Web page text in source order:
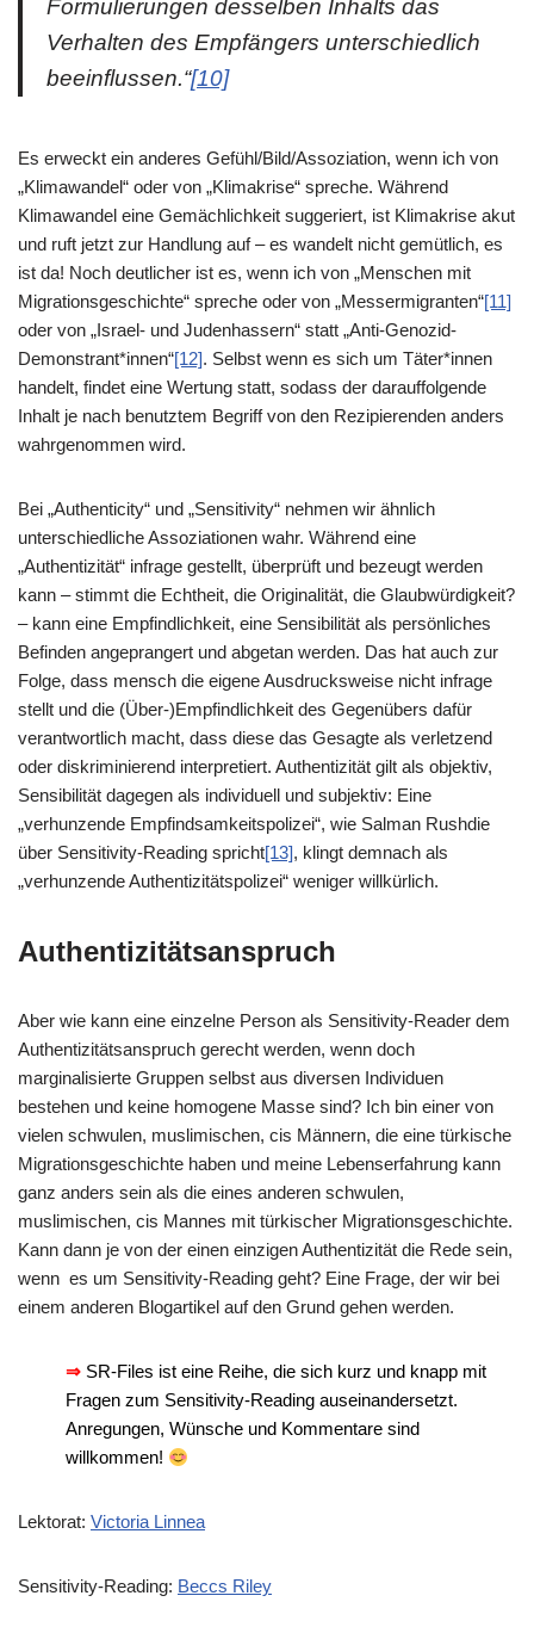
Formulierungen desselben Inhalts das
Verhalten des Empfängers unterschiedlich
beeinflussen.“[10]
Es erweckt ein anderes Gefühl/Bild/Assoziation, wenn ich von
„Klimawandel“ oder von „Klimakrise“ spreche. Während
Klimawandel eine Gemächlichkeit suggeriert, ist Klimakrise akut
und ruft jetzt zur Handlung auf – es wandelt nicht gemütlich, es
ist da! Noch deutlicher ist es, wenn ich von „Menschen mit
Migrationsgeschichte“ spreche oder von „Messermigranten“[11]
oder von „Israel- und Judenhassern“ statt „Anti-Genozid-
Demonstrant*innen“[12]. Selbst wenn es sich um Täter*innen
handelt, findet eine Wertung statt, sodass der darauffolgende
Inhalt je nach benutztem Begriff von den Rezipierenden anders
wahrgenommen wird.
Bei „Authenticity“ und „Sensitivity“ nehmen wir ähnlich
unterschiedliche Assoziationen wahr. Während eine
„Authentizität“ infrage gestellt, überprüft und bezeugt werden
kann – stimmt die Echtheit, die Originalität, die Glaubwürdigkeit?
– kann eine Empfindlichkeit, eine Sensibilität als persönliches
Befinden angeprangert und abgetan werden. Das hat auch zur
Folge, dass mensch die eigene Ausdrucksweise nicht infrage
stellt und die (Über-)Empfindlichkeit des Gegenübers dafür
verantwortlich macht, dass diese das Gesagte als verletzend
oder diskriminierend interpretiert. Authentizität gilt als objektiv,
Sensibilität dagegen als individuell und subjektiv: Eine
„verhunzende Empfindsamkeitspolizei“, wie Salman Rushdie
über Sensitivity-Reading spricht[13], klingt demnach als
„verhunzende Authentizitätspolizei“ weniger willkürlich.
Authentizitätsanspruch
Aber wie kann eine einzelne Person als Sensitivity-Reader dem
Authentizitätsanspruch gerecht werden, wenn doch
marginalisierte Gruppen selbst aus diversen Individuen
bestehen und keine homogene Masse sind? Ich bin einer von
vielen schwulen, muslimischen, cis Männern, die eine türkische
Migrationsgeschichte haben und meine Lebenserfahrung kann
ganz anders sein als die eines anderen schwulen,
muslimischen, cis Mannes mit türkischer Migrationsgeschichte.
Kann dann je von der einen einzigen Authentizität die Rede sein,
wenn es um Sensitivity-Reading geht? Eine Frage, der wir bei
einem anderen Blogartikel auf den Grund gehen werden.
⇒ SR-Files ist eine Reihe, die sich kurz und knapp mit
Fragen zum Sensitivity-Reading auseinandersetzt.
Anregungen, Wünsche und Kommentare sind
willkommen!
Lektorat: Victoria Linnea
Sensitivity-Reading: Beccs Riley